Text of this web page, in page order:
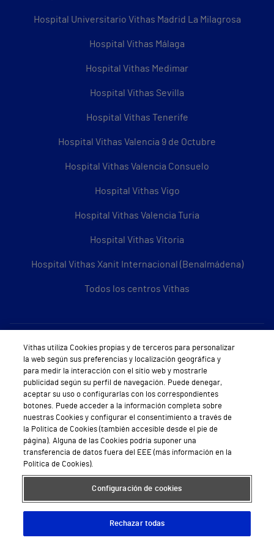
Hospital Universitario Vithas Madrid La Milagrosa
Hospital Vithas Málaga
Hospital Vithas Medimar
Hospital Vithas Sevilla
Hospital Vithas Tenerife
Hospital Vithas Valencia 9 de Octubre
Hospital Vithas Valencia Consuelo
Hospital Vithas Vigo
Hospital Vithas Valencia Turia
Hospital Vithas Vitoria
Hospital Vithas Xanit Internacional (Benalmádena)
Todos los centros Vithas
Sobre Vithas
Quiénes somos
Trabajar en Vithas
Teléfono Cita Médica
Teléfono Atención al Cliente
Política de seguridad y salud en el trabajo
Conoce a Supervita
Aviso Legal Política de cookies Política de privacidad Mapa web Protección de datos
Vithas utiliza Cookies propias y de terceros para personalizar
la web según sus preferencias y localización geográfica y
para medir la interacción con el sitio web y mostrarle
publicidad según su perfil de navegación. Puede denegar,
aceptar su uso o configurarlas con los correspondientes
botones. Puede acceder a la información completa sobre
nuestras Cookies y configurar el consentimiento a través de
la Política de Cookies (también accesible desde el pie de
página). Alguna de las Cookies podría suponer una
transferencia de datos fuera del EEE (más información en la
Política de Cookies).
Configuración de cookies
Rechazar todas